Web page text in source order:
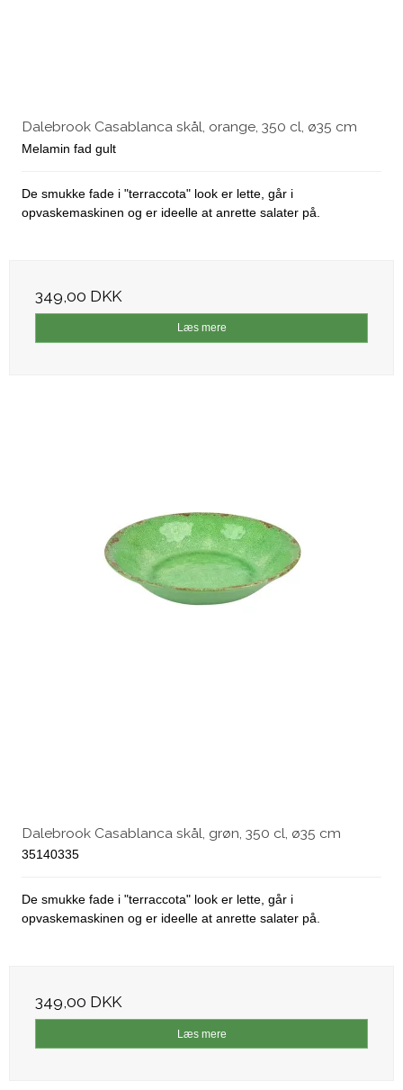
Dalebrook Casablanca skål, orange, 350 cl, ø35 cm
Melamin fad gult
De smukke fade i "terraccota" look er lette, går i
opvaskemaskinen og er ideelle at anrette salater på.
349,00 DKK
Læs mere
Dalebrook Casablanca skål, grøn, 350 cl, ø35 cm
35140335
De smukke fade i "terraccota" look er lette, går i
opvaskemaskinen og er ideelle at anrette salater på.
349,00 DKK
Læs mere